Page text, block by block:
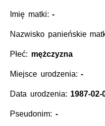
Imię matki:-
Nazwisko panieńskie
Płeć: mężczyzna
Miejsce urodzenia:-
Data urodzenia: 1987-02-
Pseudonim: -